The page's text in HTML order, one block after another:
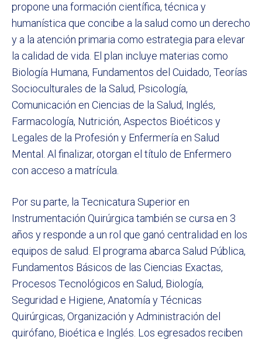
propone una formación científica, técnica y
humanística que concibe a la salud como un derecho
y a la atención primaria como estrategia para elevar
la calidad de vida. El plan incluye materias como
Biología Humana, Fundamentos del Cuidado, Teorías
Socioculturales de la Salud, Psicología,
Comunicación en Ciencias de la Salud, Inglés,
Farmacología, Nutrición, Aspectos Bioéticos y
Legales de la Profesión y Enfermería en Salud
Mental. Al finalizar, otorgan el título de Enfermero
con acceso a matrícula.
Por su parte, la Tecnicatura Superior en
Instrumentación Quirúrgica también se cursa en 3
años y responde a un rol que ganó centralidad en los
equipos de salud. El programa abarca Salud Pública,
Fundamentos Básicos de las Ciencias Exactas,
Procesos Tecnológicos en Salud, Biología,
Seguridad e Higiene, Anatomía y Técnicas
Quirúrgicas, Organización y Administración del
quirófano, Bioética e Inglés. Los egresados reciben